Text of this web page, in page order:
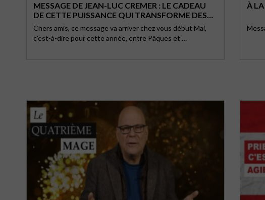
MESSAGE DE JEAN-LUC CREMER : LE CADEAU
DE CETTE PUISSANCE QUI TRANSFORME DES
VIES
Chers amis, ce message va arriver chez vous début Mai,
c’est-à-dire pour cette année, entre Pâques et …
À